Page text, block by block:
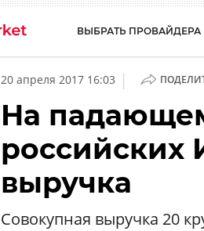
ВЫБРАТЬ ПРОВАЙДЕРА
20 апреля 2017 16:03 |
На
российских
выручка
Cовокупная выручка 20